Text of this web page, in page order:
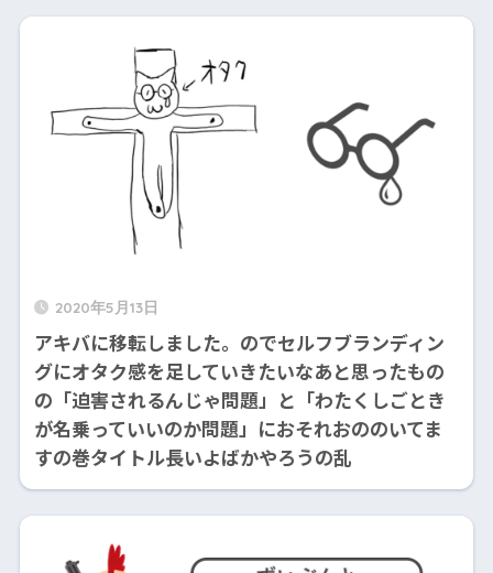
2020年5月13日
アキバに移転しました。のでセルフブランディン
グにオタク感を足していきたいなあと思ったもの
の「迫害されるんじゃ問題」と「わたくしごとき
が名乗っていいのか問題」におそれおののいてま
すの巻タイトル長いよばかやろうの乱